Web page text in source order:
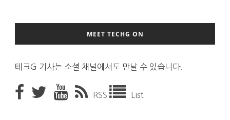
MEET TECHG ON
테크G 기사는 소셜 채널에서도 만날 수 있습니다.
RSS List